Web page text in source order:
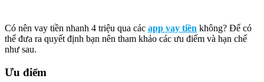
Có nên vay tiền nhanh 4 triệu qua các app vay tiền không? Để có
thể đưa ra quyết định bạn nên tham khảo các ưu điểm và hạn chế
như sau.
Ưu điểm